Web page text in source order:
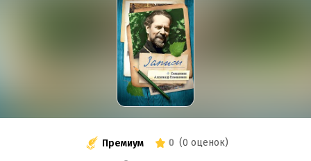
Премиум 0 (0 оценок)